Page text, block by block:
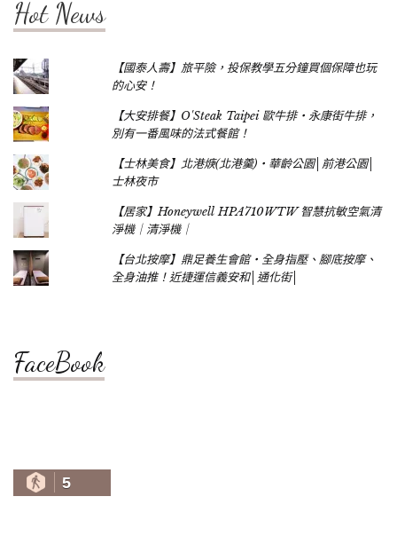
Hot News
【國泰人壽】旅平險，投保教學五分鐘買個保障也玩
的心安！
【大安排餐】O'Steak Taipei 歐牛排‧永康街牛排，
別有一番風味的法式餐館！
【士林美食】北港焿(北港羹)‧華齡公園│前港公園│
士林夜市
【居家】Honeywell HPA710WTW 智慧抗敏空氣清
淨機｜清淨機｜
【台北按摩】鼎足養生會館‧全身指壓、腳底按摩、
全身油推！近捷運信義安和│通化街│
FaceBook
5